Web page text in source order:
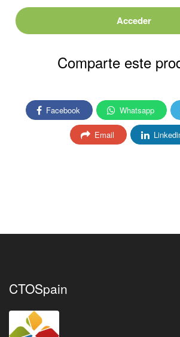
Acceder
Comparte este
Facebook Whatsapp
Email
CTOSpain